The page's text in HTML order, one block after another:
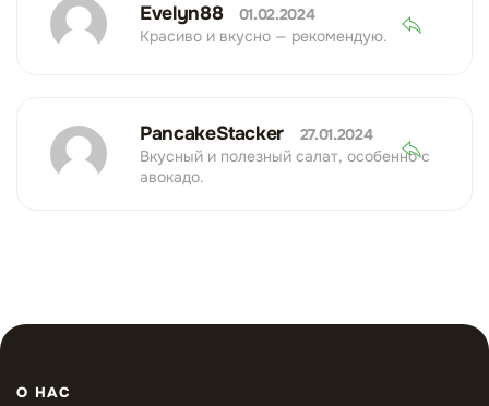
Evelyn88
01.02.2024
Красиво и вкусно — рекомендую.
PancakeStacker
27.01.2024
Вкусный и полезный салат, особенно с
авокадо.
О НАС